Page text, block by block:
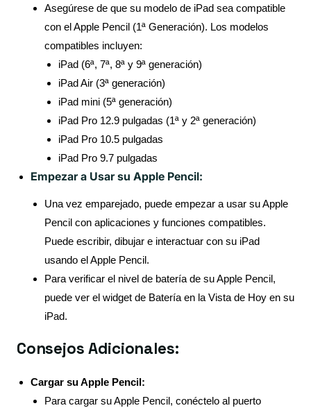
Asegúrese de que su modelo de iPad sea compatible
con el Apple Pencil (1ª Generación). Los modelos
compatibles incluyen:
iPad (6ª, 7ª, 8ª y 9ª generación)
iPad Air (3ª generación)
iPad mini (5ª generación)
iPad Pro 12.9 pulgadas (1ª y 2ª generación)
iPad Pro 10.5 pulgadas
iPad Pro 9.7 pulgadas
Empezar a Usar su Apple Pencil:
Una vez emparejado, puede empezar a usar su Apple
Pencil con aplicaciones y funciones compatibles.
Puede escribir, dibujar e interactuar con su iPad
usando el Apple Pencil.
Para verificar el nivel de batería de su Apple Pencil,
puede ver el widget de Batería en la Vista de Hoy en su
iPad.
Consejos Adicionales:
Cargar su Apple Pencil:
Para cargar su Apple Pencil, conéctelo al puerto